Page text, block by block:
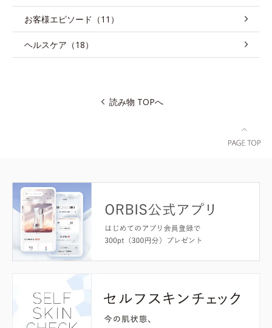
お客様エピソード（11）
ヘルスケア（18）
読み物 TOPへ